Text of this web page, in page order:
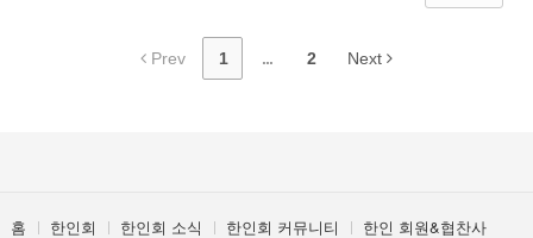
Prev 1 ... 2 Next
홈 한인회 한인회 소식 한인회 커뮤니티 한인 회원&협찬사